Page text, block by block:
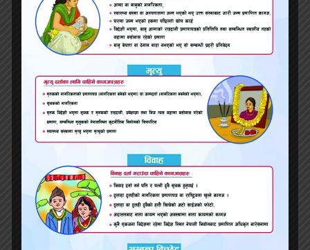
स्थानीय तहहरू विगतजस्तो निकाय नभएर तह अर्थात्
अधिकार सम्पन्न स्थानीय सरकारको रूपमा संविधानतः
व्यवस्था गरिए। स्थानीय तहहरूको दोस्रो निर्वाचनसमेत
सम्पन्न भएको छ। जनताको नजिकका सरकार स्थानीय
सरकार नै हुन्। जसले जन्मदेखि मृत्युसम्मका कार्य
सम्पादन गर्छन्। जनताका सुखदुःखका भरपर्दा सारथि
हुनुपर्ने हो स्थानीय सरकार र जनप्रतिनिधिहरू। स्थानीय
सरकारहरूलाई जति जवाफदेही र जिम्मेवार बनाउन
सकियो त्यति ‘ग्रासरुट डेमोक्रेसी’ बलियो र संस्थागत
हँुदै जान्छ।